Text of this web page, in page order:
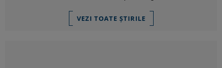
VEZI TOATE ȘTIRILE